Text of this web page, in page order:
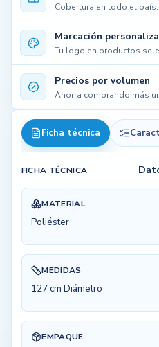
Cobertura en todo el país.
Marcación
Tu logo en productos
Precios por volumen
Ahorra comprando más
Ficha técnica
FICHA TÉCNICA
MATERIAL
Poliéster
MEDIDAS
127 cm Diámetro
EMPAQUE